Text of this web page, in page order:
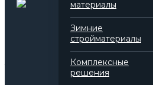
материалы
Зимние
стройматериалы
Комплексные
решения
Технониколь
Технофас
Экстра
Базальтовая вата
Все характеристики